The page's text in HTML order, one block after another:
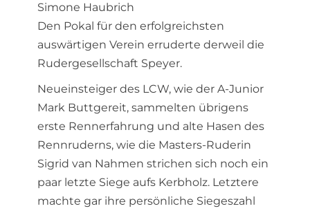
Simone Haubrich
Den Pokal für den erfolgreichsten
auswärtigen Verein erruderte derweil die
Rudergesellschaft Speyer.
Neueinsteiger des LCW, wie der A-Junior
Mark Buttgereit, sammelten übrigens
erste Rennerfahrung und alte Hasen des
Rennruderns, wie die Masters-Ruderin
Sigrid van Nahmen strichen sich noch ein
paar letzte Siege aufs Kerbholz. Letztere
machte gar ihre persönliche Siegeszahl